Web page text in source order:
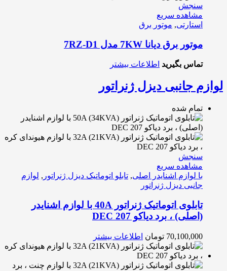
سنجش
مشاهده سریع
استارتی, موتور برق
موتور برق دیانا 7KW مدل 7RZ-D1
تماس بگیرید اطلاعات بیشتر
لوازم جانبی دیزل ژنراتور
تمام شده
سنجش
مشاهده سریع
با لوازم اشنایدر اصلی, تابلو اتوماتیک دیزل ژنراتور , لوازم
جانبی دیزل ژنراتور
تابلوی اتوماتیک ژنراتور 40A با لوازم اشنایدر
(اصلی) ، برد دیاکو DEC 207
70,100,000 تومان اطلاعات بیشتر